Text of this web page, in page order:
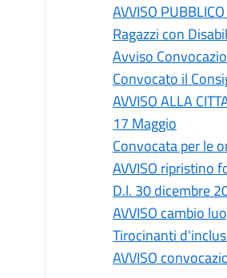
AVVISO
Ragazzi con
Avviso
Convocato il
AVVISO ALLA
17 Maggio
Convocata per le
AVVISO ripristino
D.l. 30 dicembre
AVVISO cambio
Tirocinanti
AVVISO